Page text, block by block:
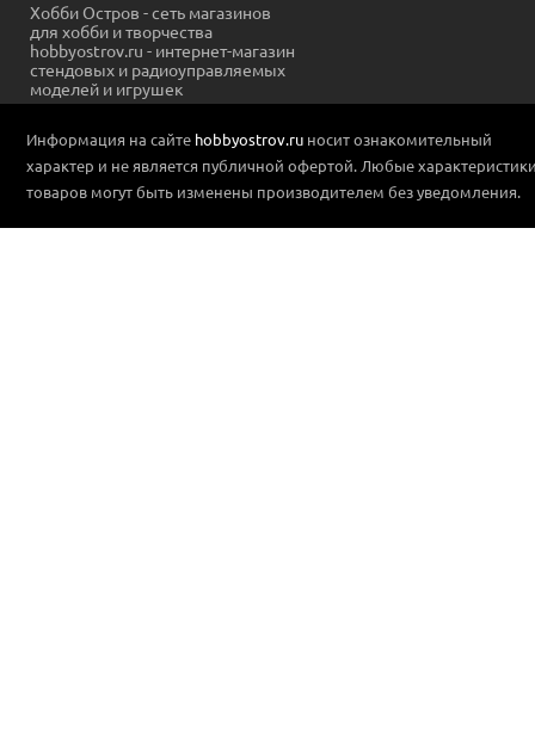
Хобби Остров - сеть магазинов
для хобби и творчества
hobbyostrov.ru - интернет-магазин
стендовых и радиоуправляемых
моделей и игрушек
Информация на сайте hobbyostrov.ru носит ознакомительный
характер и не является публичной офертой. Любые
товаров могут быть изменены производителем без уведомления.